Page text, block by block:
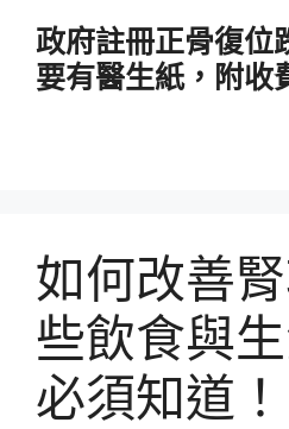
政府註冊正骨復位
要有醫生紙，附收
如何改善
些飲食與
必須知道！